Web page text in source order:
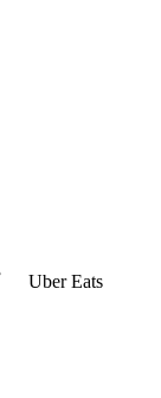
Uber Eats